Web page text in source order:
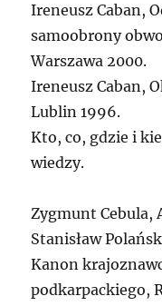
Ireneusz Caban,
samoobrony
Warszawa 2000.
Ireneusz Caban,
Lublin 1996.
Kto, co, gdzie i
wiedzy.
Zygmunt Cebula,
Stanisław
Kanon
podkarpackiego,